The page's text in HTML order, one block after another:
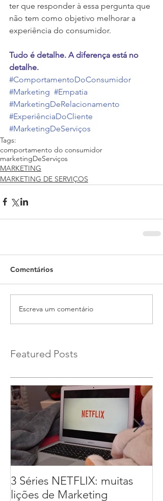
Featured Posts
ter que responder à essa pergunta que
não tem como objetivo melhorar a
experiência do consumidor.
Tudo é detalhe. A diferença está no
detalhe.
#ComportamentoDoConsumidor
#Marketing #Empatia
#MarketingDeRelacionamento
#ExperiênciaDoCliente
#MarketingDeServiços
Tags:
comportamento do consumidor
marketingDeServiços
MARKETING
MARKETING DE SERVIÇOS
Comentários
Escreva um comentário
3 Séries NETFLIX: muitas
lições de Marketing